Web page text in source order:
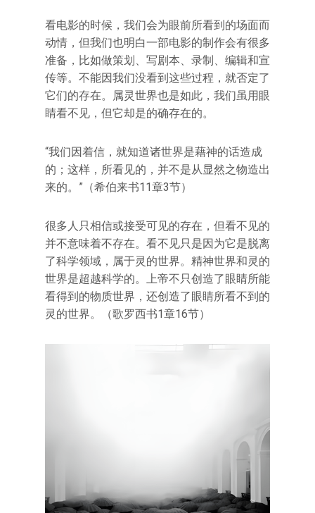
看电影的时候，我们会为眼前所看到的场面而
动情，但我们也明白一部电影的制作会有很多
准备，比如做策划、写剧本、录制、编辑和宣
传等。不能因我们没看到这些过程，就否定了
它们的存在。属灵世界也是如此，我们虽用眼
睛看不见，但它却是的确存在的。
“我们因着信，就知道诸世界是藉神的话造成
的；这样，所看见的，并不是从显然之物造出
来的。”（希伯来书11章3节）
很多人只相信或接受可见的存在，但看不见的
并不意味着不存在。看不见只是因为它是脱离
了科学领域，属于灵的世界。精神世界和灵的
世界是超越科学的。上帝不只创造了眼睛所能
看得到的物质世界，还创造了眼睛所看不到的
灵的世界。（歌罗西书1章16节）